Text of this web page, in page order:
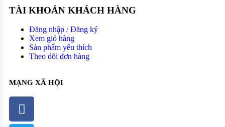
TÀI KHOẢN KHÁCH HÀNG
Đăng nhập / Đăng ký
Xem giỏ hàng
Sản phẩm yêu thích
Theo dõi đơn hàng
MẠNG XÃ HỘI